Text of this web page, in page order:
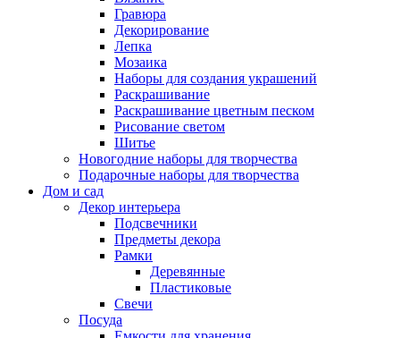
Гравюра
Декорирование
Лепка
Мозаика
Наборы для создания украшений
Раскрашивание
Раскрашивание цветным песком
Рисование светом
Шитье
Новогодние наборы для творчества
Подарочные наборы для творчества
Дом и сад
Декор интерьера
Подсвечники
Предметы декора
Рамки
Деревянные
Пластиковые
Свечи
Посуда